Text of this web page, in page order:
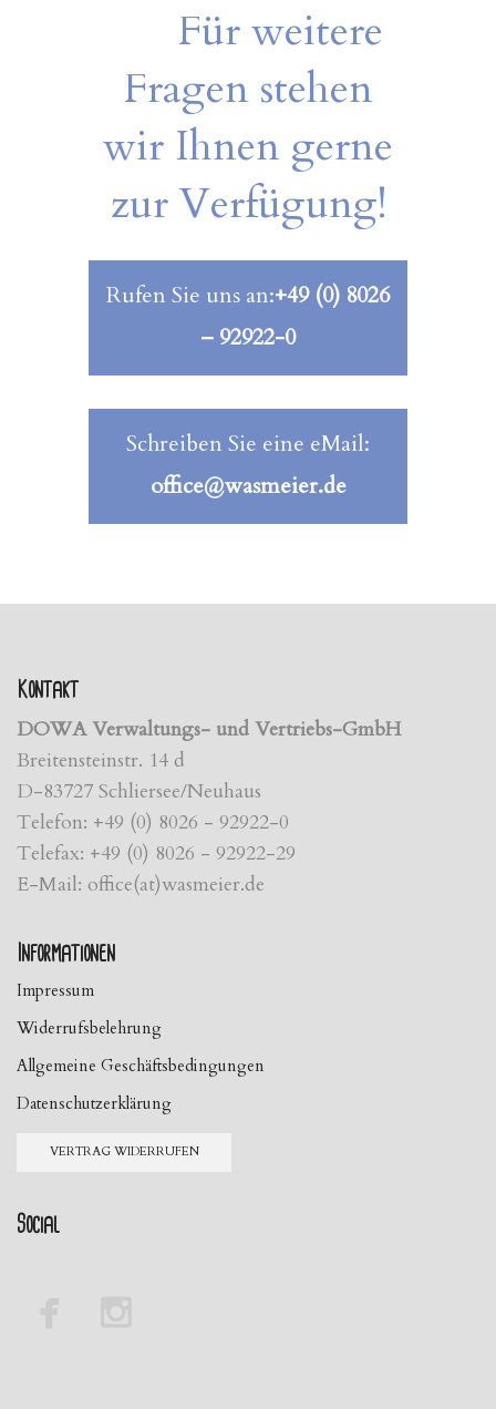
Für weitere
Fragen stehen
wir Ihnen gerne
zur Verfügung!
Rufen Sie uns an:+49 (0) 8026
– 92922-0
Schreiben Sie eine eMail:
office@wasmeier.de
Kontakt
DOWA Verwaltungs- und Vertriebs-GmbH
Breitensteinstr. 14 d
D-83727 Schliersee/Neuhaus
Telefon: +49 (0) 8026 - 92922-0
Telefax: +49 (0) 8026 - 92922-29
E-Mail: office(at)wasmeier.de
Informationen
Impressum
Widerrufsbelehrung
Allgemeine Geschäftsbedingungen
Datenschutzerklärung
VERTRAG WIDERRUFEN
Social